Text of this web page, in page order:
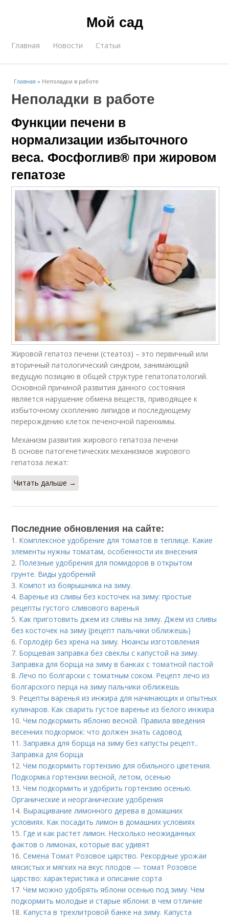
Мой сад
Главная Новости Статьи
Главная » Неполадки в работе
Неполадки в работе
Функции печени в
нормализации избыточного
веса. Фосфоглив® при жировом
гепатозе
Жировой гепатоз печени (стеатоз) – это первичный или
вторичный патологический синдром, занимающий
ведущую позицию в общей структуре гепатопатологий.
Основной причиной развития данного состояния
является нарушение обмена веществ, приводящее к
избыточному скоплению липидов и последующему
перерождению клеток печеночной паренхимы.
Механизм развития жирового гепатоза печени
В основе патогенетических механизмов жирового
гепатоза лежат:
Читать дальше →
Последние обновления на сайте:
1. Комплексное удобрение для томатов в теплице. Какие
элементы нужны томатам, особенности их внесения
2. Полезные удобрения для помидоров в открытом
грунте. Виды удобрений
3. Компот из боярышника на зиму.
4. Варенье из сливы без косточек на зиму: простые
рецепты густого сливового варенья
5. Как приготовить джем из сливы на зиму. Джем из сливы
без косточек на зиму (рецепт пальчики оближешь)
6. Горлодёр без хрена на зиму. Нюансы изготовления
7. Борщевая заправка без свеклы с капустой на зиму.
Заправка для борща на зиму в банках с томатной пастой
8. Лечо по болгарски с томатным соком. Рецепт лечо из
болгарского перца на зиму пальчики оближешь
9. Рецепты варенья из инжира для начинающих и опытных
кулинаров. Как сварить густое варенье из белого инжира
10.Чем подкормить яблоню весной. Правила введения
весенних подкормок: что должен знать садовод
11.Заправка для борща на зиму без капусты рецепт..
Заправка для борща
12.Чем подкормить гортензию для обильного цветения.
Подкормка гортензии весной, летом, осенью
13.Чем подкормить и удобрить гортензию осенью.
Органические и неорганические удобрения
14. Выращивание лимонного дерева в домашних
условиях. Как посадить лимон в домашних условиях
15. Где и как растет лимон. Несколько неожиданных
фактов о лимонах, которые вас удивят
16.Семена Томат Розовое царство. Рекордные урожаи
мясистых и мягких на вкус плодов — томат Розовое
царство: характеристика и описание сорта
17.Чем можно удобрять яблони осенью под зиму. Чем
подкормить молодые и старые яблони: в чем отличие
18. Капуста в трехлитровой банке на зиму. Капуста